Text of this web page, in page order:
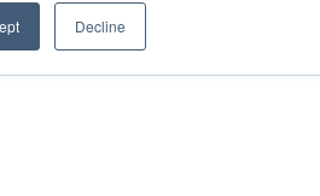
Decline